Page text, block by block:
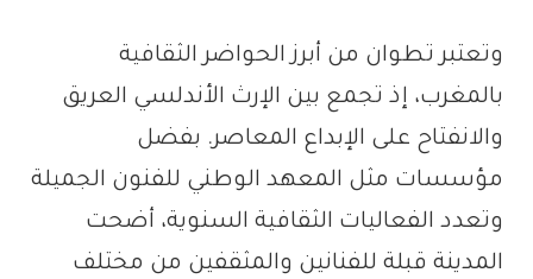
وتعتبر تطوان من أبرز الحواضر الثقافية
بالمغرب، إذ تجمع بين الإرث الأندلسي العريق
والانفتاح على الإبداع المعاصر. بفضل
مؤسسات مثل المعهد الوطني للفنون الجميلة
وتعدد الفعاليات الثقافية السنوية، أضحت
المدينة قبلة للفنانين والمثقفين من مختلف